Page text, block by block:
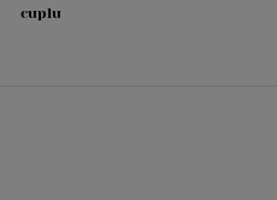
cuplu